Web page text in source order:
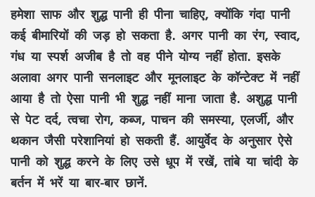
हमेशा साफ और शुद्ध पानी ही पीना चाहिए, क्योंकि गंदा पानी
कई बीमारियों की जड़ हो सकता है. अगर पानी का रंग, स्वाद,
गंध या स्पर्श अजीब है तो वह पीने योग्य नहीं होता. इसके
अलावा अगर पानी सनलाइट और मूनलाइट के कॉन्टेक्ट में नहीं
आया है तो ऐसा पानी भी शुद्ध नहीं माना जाता है. अशुद्ध पानी
से पेट दर्द, त्वचा रोग, कब्ज, पाचन की समस्या, एलर्जी, और
थकान जैसी परेशानियां हो सकती हैं. आयुर्वेद के अनुसार ऐसे
पानी को शुद्ध करने के लिए उसे धूप में रखें, तांबे या चांदी के
बर्तन में भरें या बार-बार छानें.